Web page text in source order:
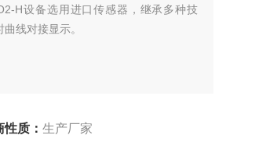
H设备选用进口传感器，继承多种技
线对接显示。
性质： 生产厂家